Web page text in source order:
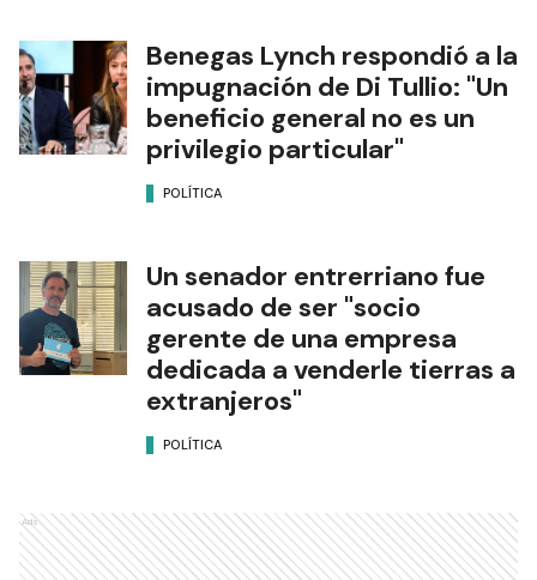
pasada la medianoche:
miralo en vivo
POLÍTICA
Benegas Lynch respondió a la
beneficio general no es un
privilegio particular"
POLÍTICA
Un senador entrerriano fue
acusado de ser "socio
dedicada a venderle tierras a
extranjeros"